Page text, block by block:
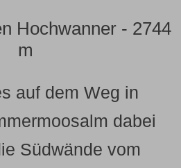
Hochwanner - 2744
m
auf dem Weg in
dabei
Südwände vom